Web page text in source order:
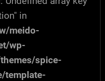
in
meido-
wp-
spice-
template-